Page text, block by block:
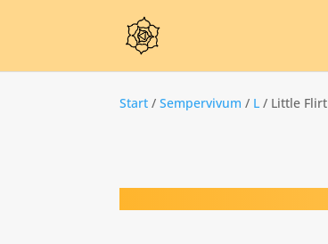
Start /Sempervivum / L / Little Flirt